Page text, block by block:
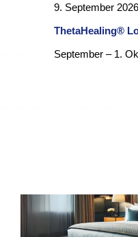
9. September
ThetaHealing®
September – 1.